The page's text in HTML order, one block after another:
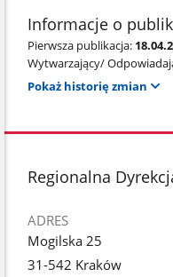
Informacje o
Pierwsza publikacja:
Wytwarzający/
Pokaż historię zmian
stopka
Regionalna
ADRES
Mogilska 25
31-542 Kraków